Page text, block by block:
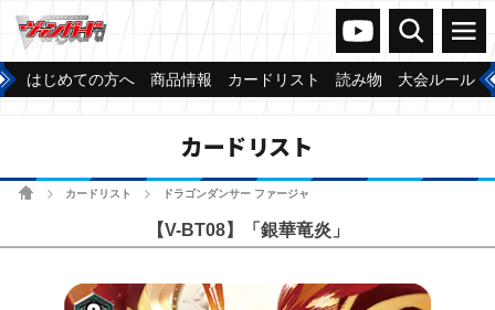
ヴァンガードch
検索 メニュー
はじめての方へ 商品情報 カードリスト 読み物 大会ルール
カードリスト
ホームカードリスト ドラゴンダンサー ファージャ
【V-BT08】「銀華竜炎」